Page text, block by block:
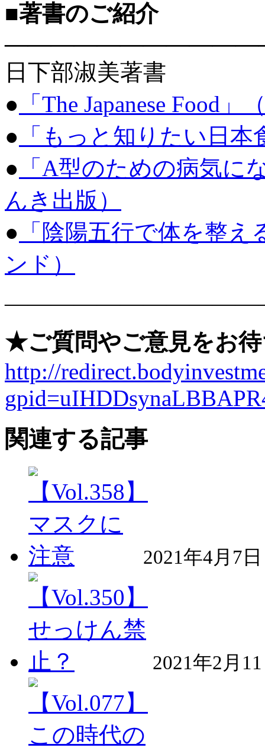
■著書のご紹介
日下部淑美著書
● 「The Japanese Food
● 「もっと知りたい日
● 「A型のための病気に
んき出版）
● 「陰陽五行で体を整
ンド）
★ご質問やご意見をお
http://
関連する記事
2021年4月7日
2021年2月